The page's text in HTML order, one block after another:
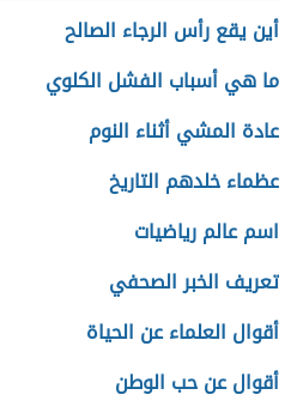
أين يقع رأس الرجاء الصالح
ما هي أسباب الفشل الكلوي
عادة المشي أثناء النوم
عظماء خلدهم التاريخ
اسم عالم رياضيات
تعريف الخبر الصحفي
أقوال العلماء عن الحياة
أقوال عن حب الوطن